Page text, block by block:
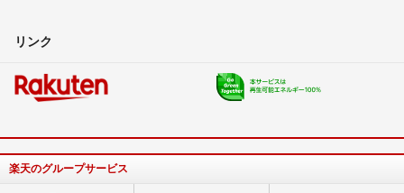
リンク
楽天のグループサービス